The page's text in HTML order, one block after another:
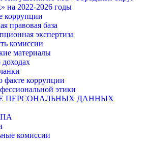
на 2022-2026 годы
коррупции
правовая база
экспертиза
комиссии
материалы
факте коррупции
этики
ПЕРСОНАЛЬНЫХ ДАННЫХ
комиссии